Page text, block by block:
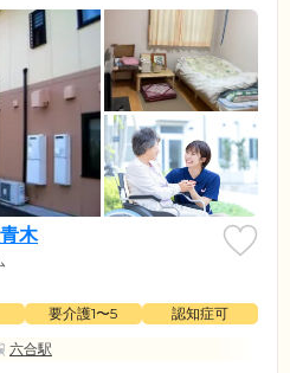
木
要介護1〜5
認知症可
六合駅